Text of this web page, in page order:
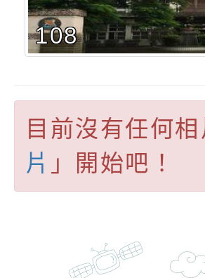
（CRPD）
約專要文件
檢送行政院
月份公共服
轉知教育部
緒學習知能
字稿及LCD
函轉有關本
6月交通安
份及道安宣
有關「115
設置防災(颱
信誼基金會
0-8歲抗過
字稿及LCD
檢送桃園市
108
目前沒有任何
片 」開始吧！